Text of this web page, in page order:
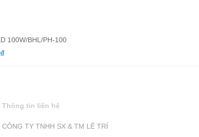
100W/BHL/PH-100
₫
Thông tin liên hệ
CÔNG TY TNHH SX & TM LÊ TRÍ